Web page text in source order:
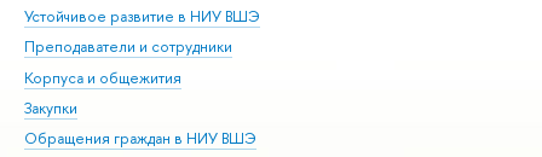
Устойчивое развитие в НИУ ВШЭ
Преподаватели и сотрудники
Корпуса и общежития
Закупки
Обращения граждан в НИУ ВШЭ